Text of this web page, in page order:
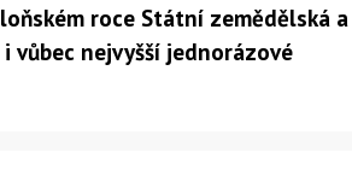
roce Státní zemědělská a
vůbec nejvyšší jednorázové